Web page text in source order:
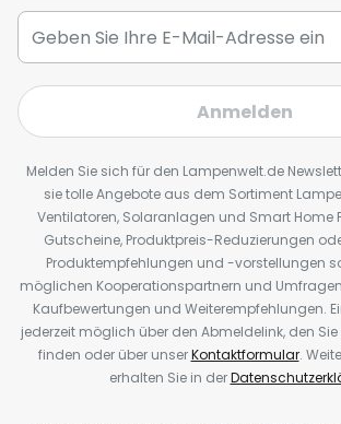
Anmelden
Melden Sie sich für den Lampenwelt.de
sie tolle Angebote aus dem Sortiment
Ventilatoren, Solaranlagen und Smart Home
Gutscheine, Produktpreis-Reduzierungen
Produktempfehlungen und -vorstellungen
möglichen Kooperationspartnern und
Kaufbewertungen und Weiterempfehlungen.
jederzeit möglich über den Abmeldelink, den
finden oder über unserKontaktformular.
erhalten Sie in der